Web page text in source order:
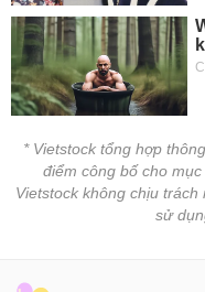
* Vietstock tổng hợp
điểm công bố cho
Vietstock không chịu
sử